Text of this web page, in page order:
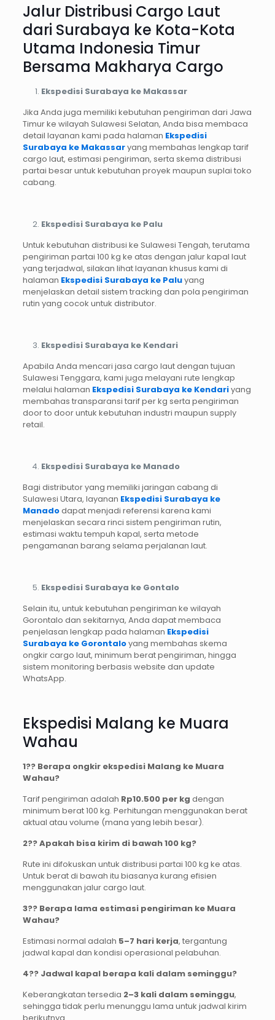
Jalur Distribusi Cargo Laut
dari Surabaya ke Kota-Kota
Utama Indonesia Timur
Bersama Makharya Cargo
Ekspedisi Surabaya ke Makassar
Jika Anda juga memiliki kebutuhan pengiriman dari Jawa
Timur ke wilayah Sulawesi Selatan, Anda bisa membaca
detail layanan kami pada halaman Ekspedisi
Surabaya ke Makassaryang membahas lengkap tarif
cargo laut, estimasi pengiriman, serta skema distribusi
partai besar untuk kebutuhan proyek maupun suplai toko
cabang.
Ekspedisi Surabaya ke Palu
Untuk kebutuhan distribusi ke Sulawesi Tengah, terutama
pengiriman partai 100 kg ke atas dengan jalur kapal laut
yang terjadwal, silakan lihat layanan khusus kami di
halaman Ekspedisi Surabaya ke Paluyang
menjelaskan detail sistem tracking dan pola pengiriman
rutin yang cocok untuk distributor.
Ekspedisi Surabaya ke Kendari
Apabila Anda mencari jasa cargo laut dengan tujuan
Sulawesi Tenggara, kami juga melayani rute lengkap
melalui halaman Ekspedisi Surabaya ke Kendariyang
membahas transparansi tarif per kg serta pengiriman
door to door untuk kebutuhan industri maupun supply
retail.
Ekspedisi Surabaya ke Manado
Bagi distributor yang memiliki jaringan cabang di
Sulawesi Utara, layanan Ekspedisi Surabaya ke
Manadodapat menjadi referensi karena kami
menjelaskan secara rinci sistem pengiriman rutin,
estimasi waktu tempuh kapal, serta metode
pengamanan barang selama perjalanan laut.
Ekspedisi Surabaya ke Gontalo
Selain itu, untuk kebutuhan pengiriman ke wilayah
Gorontalo dan sekitarnya, Anda dapat membaca
penjelasan lengkap pada halaman Ekspedisi
Surabaya ke Gorontaloyang membahas skema
ongkir cargo laut, minimum berat pengiriman, hingga
sistem monitoring berbasis website dan update
WhatsApp.
Ekspedisi Malang ke Muara
Wahau
1?? Berapa ongkir ekspedisi Malang ke Muara
Wahau?
Tarif pengiriman adalah Rp10.500 per kg dengan
minimum berat 100 kg. Perhitungan menggunakan berat
aktual atau volume (mana yang lebih besar).
2?? Apakah bisa kirim di bawah 100 kg?
Rute ini difokuskan untuk distribusi partai 100 kg ke atas.
Untuk berat di bawah itu biasanya kurang efisien
menggunakan jalur cargo laut.
3?? Berapa lama estimasi pengiriman ke Muara
Wahau?
Estimasi normal adalah 5–7 hari kerja, tergantung
jadwal kapal dan kondisi operasional pelabuhan.
4?? Jadwal kapal berapa kali dalam seminggu?
Keberangkatan tersedia 2–3 kali dalam seminggu,
sehingga tidak perlu menunggu lama untuk jadwal kirim
berikutnya.